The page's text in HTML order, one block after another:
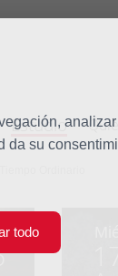
da su
todo
Estudio
Ordinario